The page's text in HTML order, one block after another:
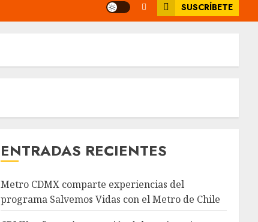
SUSCRÍBETE
ENTRADAS RECIENTES
Metro CDMX comparte experiencias del
programa Salvemos Vidas con el Metro de Chile